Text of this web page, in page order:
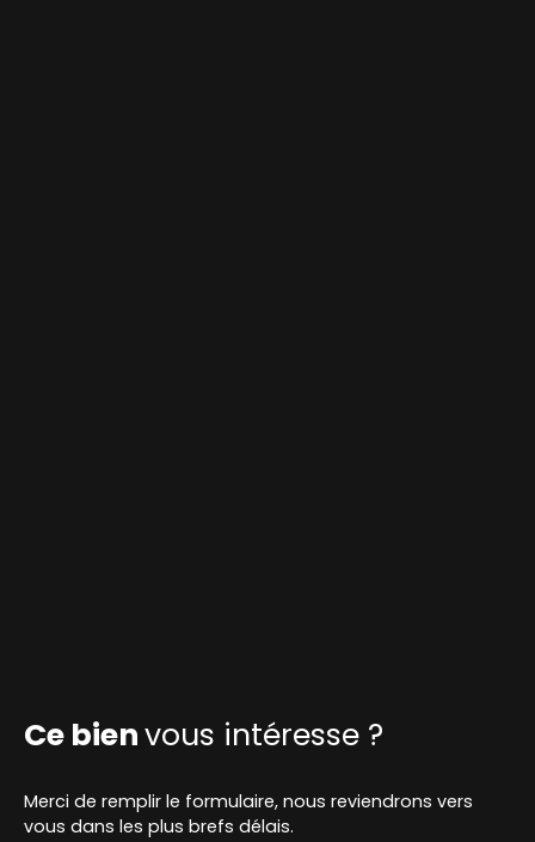
Ce bienvous intéresse ?
Merci de remplir le formulaire, nous reviendrons vers
vous dans les plus brefs délais.